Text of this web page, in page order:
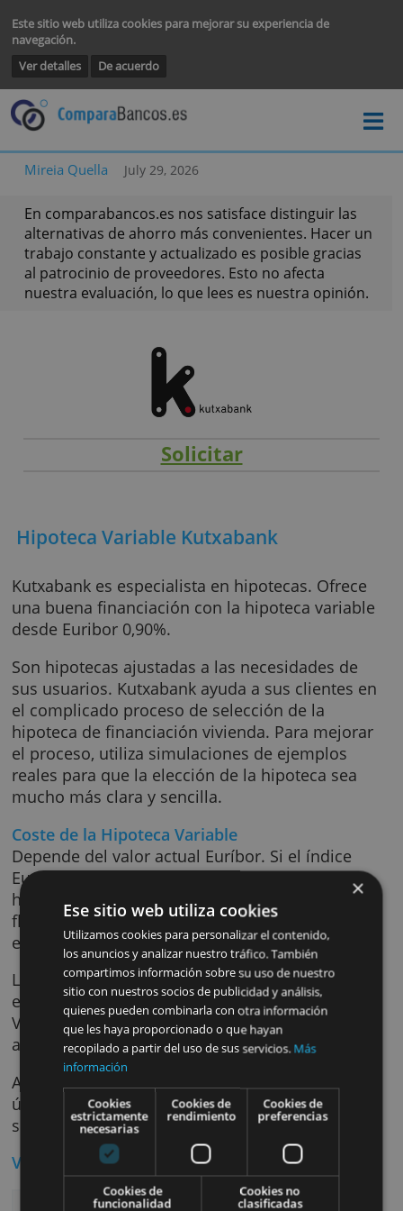
Este sitio web utiliza cookies para mejorar su experiencia de
navegación.
Ver detalles De acuerdo
En comparabancos.es nos satisface distinguir
alternativas de ahorro más convenientes. Hacer
trabajo constante y actualizado es posible
Hipoteca Variable Kutxabank
Kutxabank es especialista en hipotecas.
una buena financiación con la hipoteca
desde Euribor 0,90%.
Son hipotecas ajustadas a las necesidades
sus usuarios. Kutxabank ayuda a sus
el complicado proceso de selección de la
hipoteca de financiación vivienda. Para
el proceso, utiliza simulaciones de ejemplos
reales para que la elección de la hipoteca
mucho más clara y sencilla.
Coste de la Hipoteca Variable
Depende del valor actual Euríbor. Si el índice
Euríbor asciende, el interés de la
hipoteca también lo hace. Es un índice que
fluctúa según la expansión o receso de la
economía.
La hipoteca variable de Kutxabanc ofrece el
euribor 0,90%. La Tasa Anual Equivalente
Variable, TAE, es de un 1,43%. El TIN del
años es del 1,40%.
Ese sitio web utiliza cookies
Utilizamos cookies para personalizar el contenido,
los anuncios y analizar nuestro tráfico. También
compartimos información sobre su uso de nuestro
sitio con nuestros socios de publicidad y análisis,
quienes pueden combinarla con otra información
que les haya proporcionado o que hayan
recopilado a partir del uso de sus servicios.